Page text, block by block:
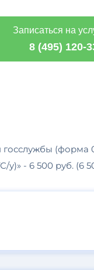
Записаться на
8 (495) 120-
(форма
у)» - 6 500 руб. (6